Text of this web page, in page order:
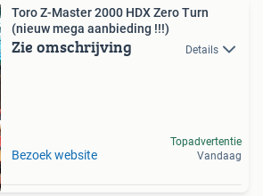
Toro Z-Master 2000 HDX Zero Turn
(nieuw mega aanbieding !!!)
Zie omschrijving Details
Bezoek website
Topadvertentie
Vandaag